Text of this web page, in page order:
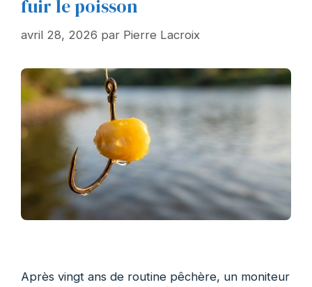
fuir le poisson
avril 28, 2026 par Pierre Lacroix
Après vingt ans de routine pêchère, un moniteur